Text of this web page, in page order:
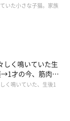
トイレで用を足
で一緒に寝た
という心配をよ
に
いた小さな子猫。家族
しく鳴いていた生
才の今、筋肉質
く鳴いていた、生後1